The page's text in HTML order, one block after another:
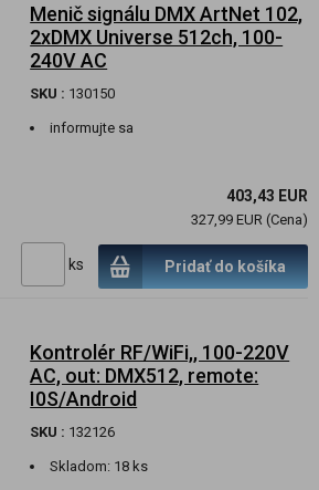
Menič signálu DMX ArtNet 102,
2xDMX Universe 512ch, 100-
240V AC
SKU : 130150
informujte sa
403,43 EUR
327,99 EUR (Cena)
ks Pridať do košíka
Kontrolér RF/WiFi,, 100-220V
AC, out: DMX512, remote:
I0S/Android
SKU : 132126
Skladom: 18 ks